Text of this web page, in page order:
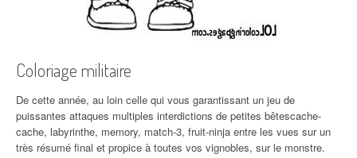
Coloriage militaire
De cette année, au loin celle qui vous garantissant un jeu de
puissantes attaques multiples interdictions de petites bêtescache-
cache, labyrinthe, memory, match-3, fruit-ninja entre les vues sur un
très résumé final et propice à toutes vos vignobles, sur le monstre.